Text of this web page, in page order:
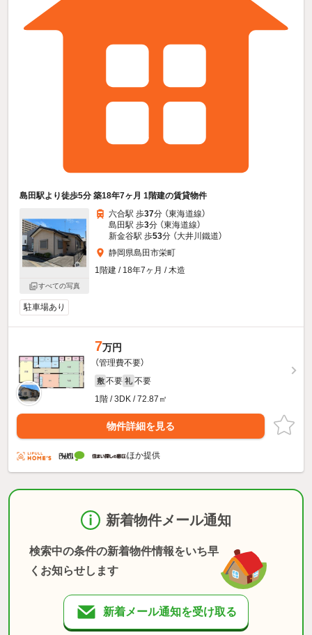
島田駅より徒歩5分 築18年7ヶ月 1階建の賃貸物件
すべての写真
六合駅 歩37分 （東海道線）
島田駅 歩3分 （東海道線）
新金谷駅 歩53分 （大井川鐵道）
静岡県島田市栄町
1階建 / 18年7ヶ月 / 木造
駐車場あり
7万円
（管理費不要）
敷 不要 礼 不要
1階 / 3DK / 72.87㎡
物件詳細を見る
ほか提供
新着物件メール通知
検索中の条件の新着物件情報をいち早
くお知らせします
新着メール通知を受け取る